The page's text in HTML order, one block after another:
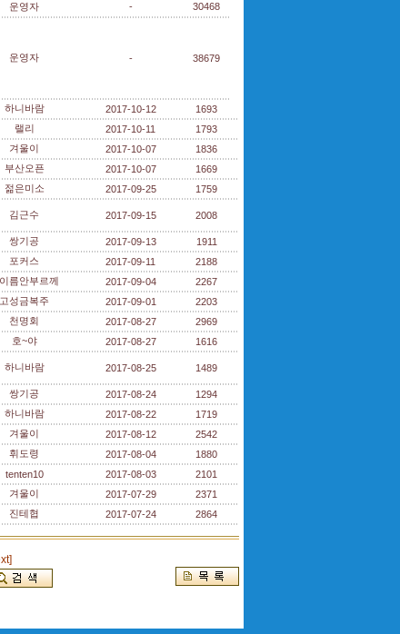
운영자 - 30468
운영자 - 38679
하니바람 2017-10-12
1693
랠리 2017-10-11
1793
겨울이 2017-10-07
1836
부산오픈 2017-10-07
1669
젊은미소 2017-09-25 1759
김근수 2017-09-15 2008
쌍기공 2017-09-13
1911
포커스 2017-09-11
2188
름안부르께 2017-09-04
2267
고성금복주 2017-09-01
2203
천명회 2017-08-27
2969
호~야 2017-08-27 1616
하니바람 2017-08-25 1489
쌍기공 2017-08-24
1294
하니바람 2017-08-22
1719
겨울이 2017-08-12
2542
휘도령 2017-08-04
1880
tenten10 2017-08-03
2101
겨울이 2017-07-29
2371
진테협 2017-07-24 2864